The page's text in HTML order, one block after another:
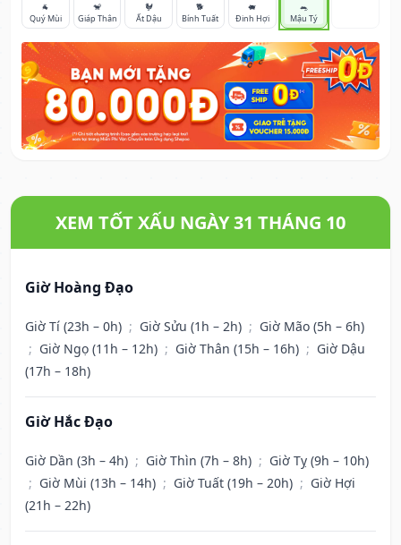
🐐
Quý Mùi
🐒
Giáp Thân
🐓
Ất Dậu
🐕
Bính Tuất
🐖
Đinh Hợi
🐀
Mậu Tý
XEM TỐT XẤU NGÀY 31 THÁNG 10
Giờ Hoàng Đạo
Giờ Tí (23h – 0h) ; Giờ Sửu (1h – 2h) ; Giờ Mão (5h – 6h)
; Giờ Ngọ (11h – 12h) ; Giờ Thân (15h – 16h) ; Giờ Dậu
(17h – 18h)
Giờ Hắc Đạo
Giờ Dần (3h – 4h) ; Giờ Thìn (7h – 8h) ; Giờ Tỵ (9h – 10h)
; Giờ Mùi (13h – 14h) ; Giờ Tuất (19h – 20h) ; Giờ Hợi
(21h – 22h)